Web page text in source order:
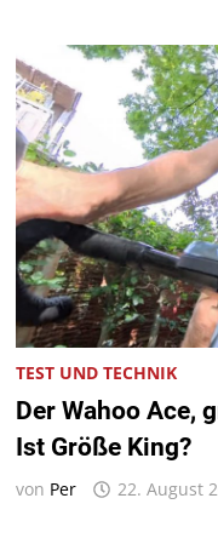
TEST UND TECHNIK
Der Wahoo Ace,
Ist Größe King?
von Per 22. August